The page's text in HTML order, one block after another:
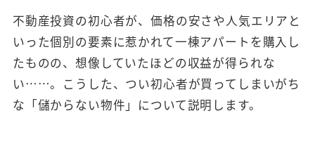
不動産投資の初心者が、価格の安さや人気エリアと
いった個別の要素に惹かれて一棟アパートを購入し
たものの、想像していたほどの収益が得られな
い……。こうした、つい初心者が買ってしまいがち
な「儲からない物件」について説明します。